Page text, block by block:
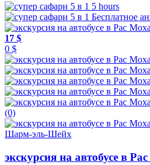
5 hours
Бесплатное
17 $
0 $
(0)
Шарм-эль-Шейх
экскурсия на автобусе в